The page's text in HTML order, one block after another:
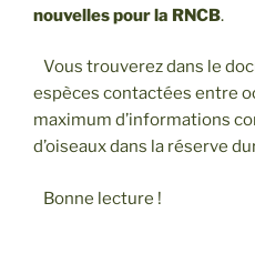
nouvelles pour la RNCB.
Vous trouverez dans le
espèces contactées entre
maximum d’informations
d’oiseaux dans la réserve
Bonne lecture !